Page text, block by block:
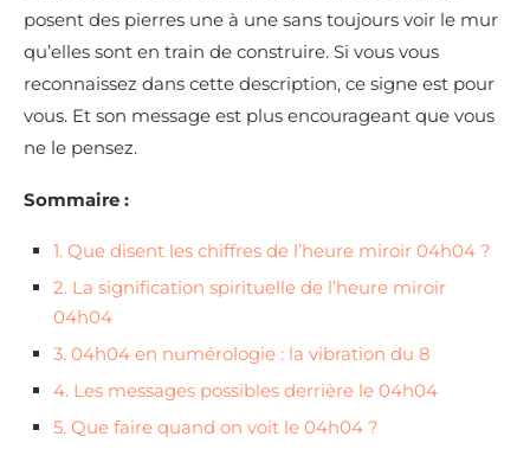
posent des pierres une à une sans toujours voir le mur
qu’elles sont en train de construire. Si vous vous
reconnaissez dans cette description, ce signe est pour
vous. Et son message est plus encourageant que vous
ne le pensez.
Sommaire :
1. Que disent les chiffres de l’heure miroir 04h04 ?
2. La signification spirituelle de l’heure miroir
04h04
3. 04h04 en numérologie : la vibration du 8
4. Les messages possibles derrière le 04h04
5. Que faire quand on voit le 04h04 ?